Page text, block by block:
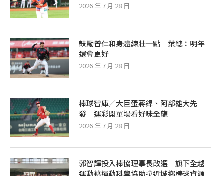
2026 年 7 月 28 日
鼓勵曾仁和身體練壯一點 葉總：明年
還會更好
2026 年 7 月 28 日
棒球智庫／大巨蛋蔣銲、阿部雄大先
發 運彩開單場看好味全龍
2026 年 7 月 28 日
郭智輝投入棒協理事長改選 旗下全越
運動藉運動科學協助拉近城鄉棒球資源